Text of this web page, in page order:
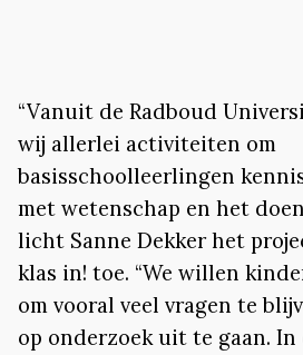
“Vanuit de Radboud
wij allerlei activiteiten om
basisschoolleerlingen
met wetenschap en het
licht Sanne Dekker het
klas in! toe. “We willen
om vooral veel vragen te
op onderzoek uit te gaan. In